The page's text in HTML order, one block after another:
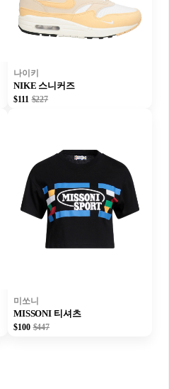
나이키
NIKE 스니커즈
$111 $227
미쏘니
MISSONI 티셔츠
$100 $447